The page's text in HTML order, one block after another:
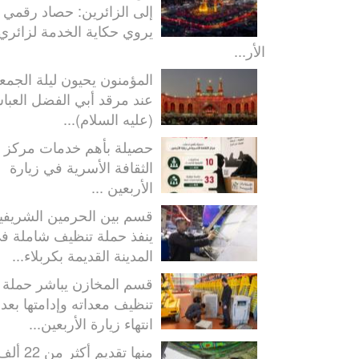
إلى الزائرين: حصاد رقمي
يروي حكاية الخدمة
الأر...
المؤمنون يحيون ليلة
عند مرقد أبي الفضل
(عليه السلام)...
حصيلة بأهم خدمات مركز
الثقافة الأسرية في زيارة
الأربعين ...
قسم بين الحرمين
ينفذ حملة تنظيف شاملة
المدينة القديمة بكربلاء...
قسم المخازن يباشر حملة
تنظيف معداته وإدامتها بعد
انتهاء زيارة الأربعين...
منها تقديم أكثر